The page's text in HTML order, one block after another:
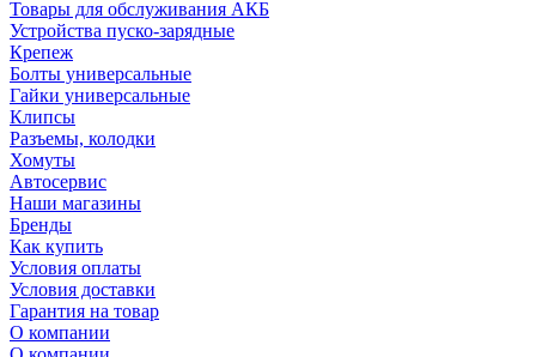
Товары для обслуживания АКБ
Устройства пуско-зарядные
Крепеж
Болты универсальные
Гайки универсальные
Клипсы
Разъемы, колодки
Хомуты
Автосервис
Наши магазины
Бренды
Как купить
Условия оплаты
Условия доставки
Гарантия на товар
О компании